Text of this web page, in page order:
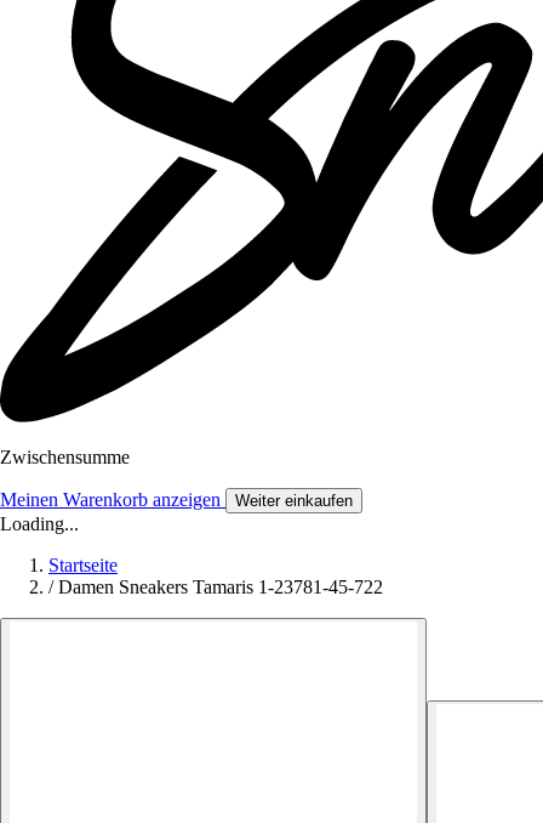
Zwischensumme
Meinen Warenkorb anzeigen Weiter einkaufen
Loading...
Startseite
/ Damen Sneakers Tamaris 1-23781-45-722